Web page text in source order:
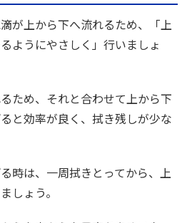
が上から下へ流れるため、「上
ようにやさしく」行いましょ
ため、それと合わせて上から下
と効率が良く、拭き残しが少な
時は、一周拭きとってから、上
しょう。